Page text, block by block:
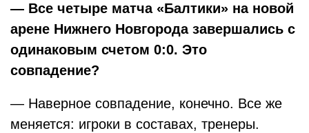
— Все четыре матча «Балтики» на новой
арене Нижнего Новгорода завершались с
одинаковым счетом 0:0. Это
совпадение?
— Наверное совпадение, конечно. Все же
меняется: игроки в составах, тренеры.